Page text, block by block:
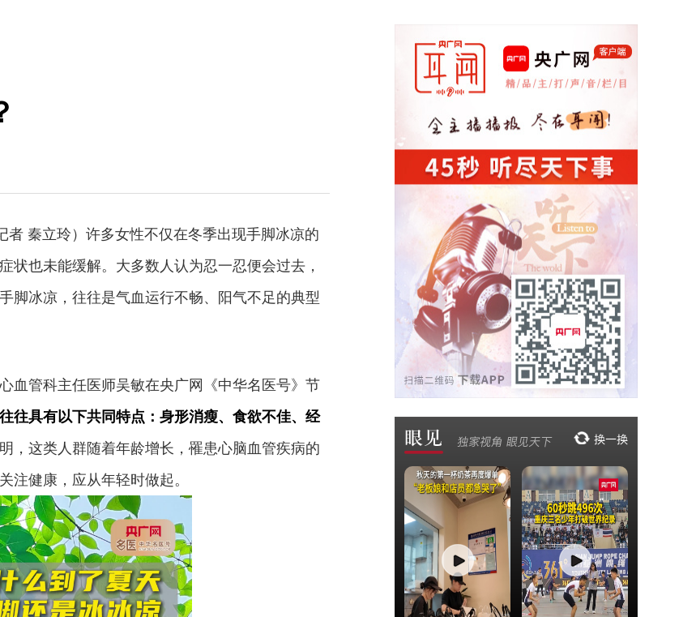
者 秦立玲）许多女性不仅在冬季出现手脚冰凉的
状也未能缓解。大多数人认为忍一忍便会过去，
脚冰凉，往往是气血运行不畅、阳气不足的典型
血管科主任医师吴敏在央广网《中华名医号》节
往具有以下共同特点：身形消瘦、食欲不佳、经
，这类人群随着年龄增长，罹患心脑血管疾病的
注健康，应从年轻时做起。